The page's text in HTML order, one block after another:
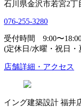
石川県金沢市若宮2丁
076-255-3280
受付時間 9:00〜
(定休日/水曜・祝日
店舗詳細・アクセス
イング建築設計 福井